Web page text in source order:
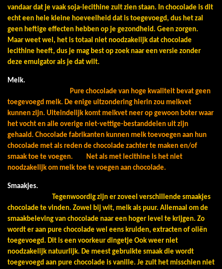
vandaar dat je vaak soja-lecithine zult zien staan. In chocolade is dit
echt een hele kleine hoeveelheid dat is toegevoegd, dus het zal
geen heftige effecten hebben op je gezondheid. Geen zorgen.
Maar weet wel, het is totaal niet noodzakelijk dat chocolade
lecithine heeft, dus je mag best op zoek naar een versie zonder
deze emulgator als je dat wilt.
Melk.
Pure chocolade van hoge kwaliteit bevat geen
toegevoegd melk. De enige uitzondering hierin zou melkvet
kunnen zijn. Uiteindelijk komt melkvet neer op gewoon boter waar
het vocht en alle overige niet-vettige-bestanddelen uit zijn
gehaald. Chocolade fabrikanten kunnen melk toevoegen aan hun
chocolade met als reden de chocolade zachter te maken en/of
smaak toe te voegen. Net als met lecithine is het niet
noodzakelijk om melk toe te voegen aan chocolade.
Smaakjes.
Tegenwoordig zijn er zoveel verschillende smaakjes
chocolade te vinden. Zowel bij wit, melk als puur. Allemaal om de
smaakbeleving van chocolade naar een hoger level te krijgen. Zo
wordt er aan pure chocolade wel eens kruiden, extracten of oliën
toegevoegd. Dit is een voorkeur dingetje Ook weer niet
noodzakelijk natuurlijk. De meest gebruikte smaak die wordt
toegevoegd aan pure chocolade is vanille. Je zult het misschien niet